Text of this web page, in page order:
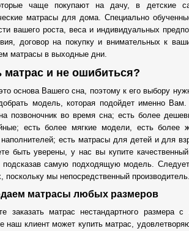
чаще покупают на дачу, в детские
матрасы для дома. Специально
вашего роста, веса и индивидуальных
договор на покупку и внимательных к
матрасы в выходные дни.
матрас и не ошибиться?
основа Вашего сна, поэтому к его выбору
модель, которая подойдет именно
на позвоночник во время сна; есть более
есть более мягкие модели, есть более
есть матрасы для детей и для
быть уверены, у нас вы купите качественный
подсказав самую подходящую модель.
поскольку мы непосредственный производитель.
матрасы любых размеров
заказать матрас нестандартного
наш клиент может купить матрас,